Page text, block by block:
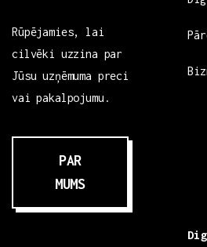
Rūpējamies, lai
cilvēki uzzina par
Jūsu uzņēmuma preci
vai pakalpojumu.
PAR
MUMS